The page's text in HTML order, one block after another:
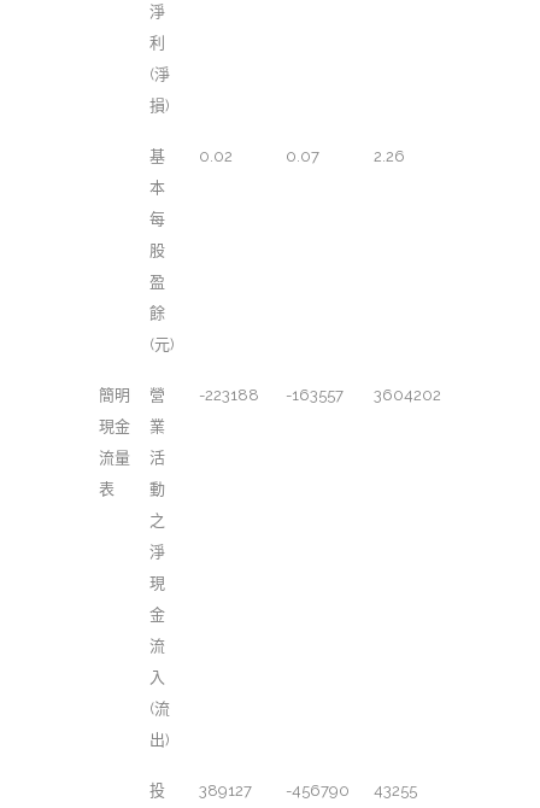
淨
利
(淨
損)
基
本
每
股
盈
餘
(元)
0.02 0.07 2.26
簡明
現金
流量
表
營
業
活
動
之
淨
現
金
流
入
(流
出)
-223188 -163557 3604202
投
389127 -456790 43255